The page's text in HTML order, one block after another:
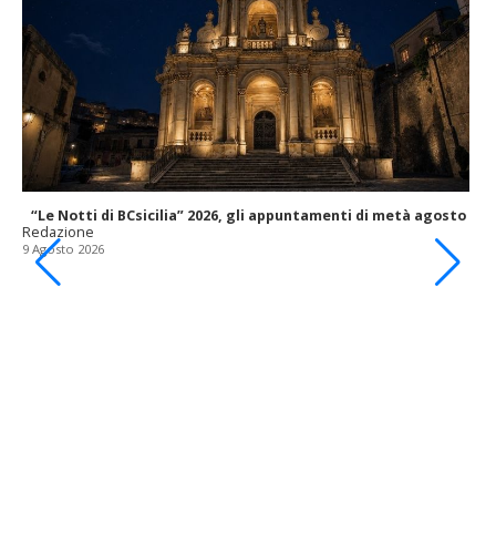
“Le Notti di BCsicilia” 2026, gli appuntamenti di metà agosto
Redazione
9 Agosto 2026